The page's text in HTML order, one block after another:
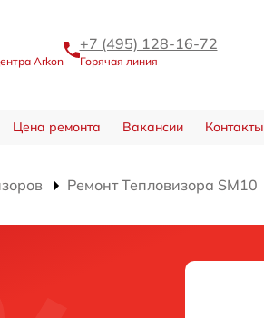
Arkon
+7 (495) 128-16-72
Горячая линия
Цена ремонта Вакансии Контакты
Ремонт Тепловизора SM10